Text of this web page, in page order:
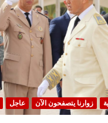
زوارنا يتصفحون الآن عاجل